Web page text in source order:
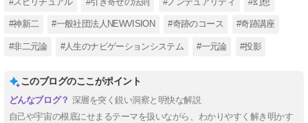
#神新二 #一般社団法人NEWVISION #奇跡のコース #奇跡講座
#非二元論 #人生のナビゲーションシステム #一元論 #投影
このブログのここがポイント
深層を突く鋭い洞察と明快な解説
自己や宇宙の根底にせまるテーマを扱いながら、わかりやすく解き明かす